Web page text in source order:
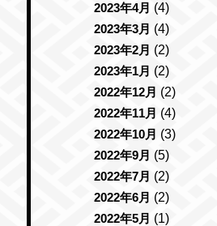
2023年4月 (4)
2023年3月 (4)
2023年2月 (2)
2023年1月 (2)
2022年12月 (2)
2022年11月 (4)
2022年10月 (3)
2022年9月 (5)
2022年7月 (2)
2022年6月 (2)
2022年5月 (1)